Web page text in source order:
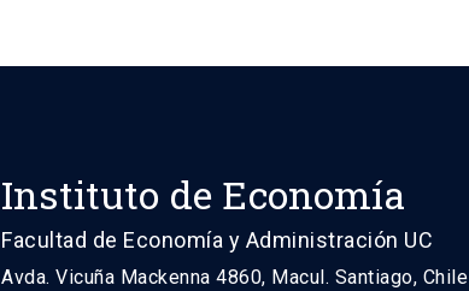
Instituto de Economía
Facultad de Economía y Administración UC
Avda. Vicuña Mackenna 4860, Macul. Santiago, Chile